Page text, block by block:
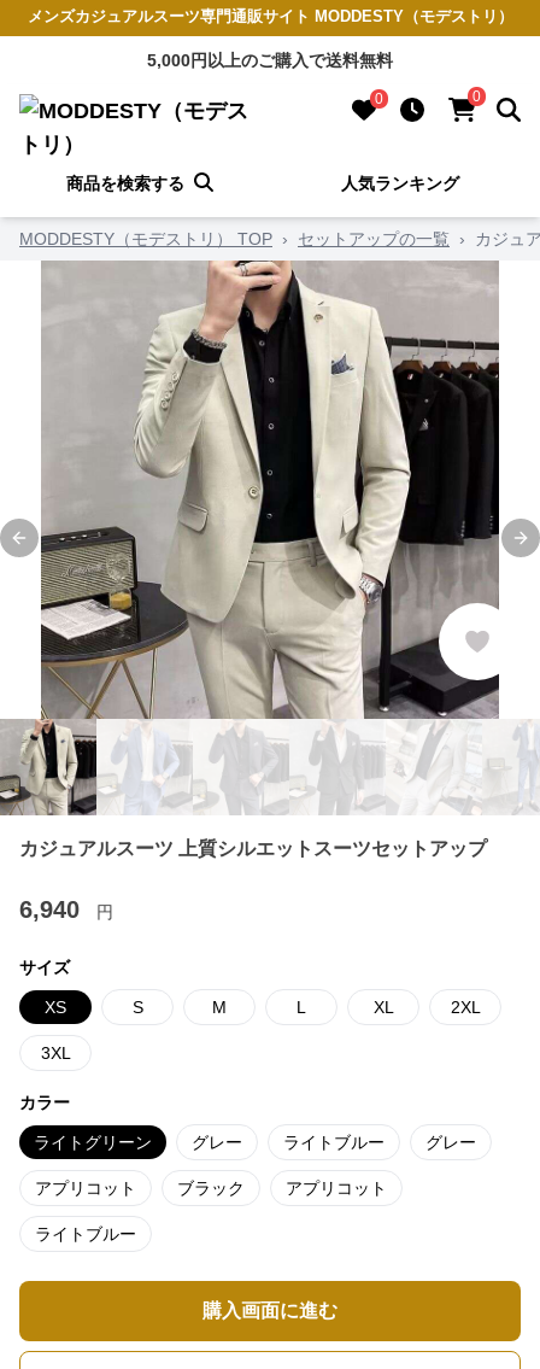
メンズカジュアルスーツ専門通販サイト MODDESTY（モデストリ）
5,000円以上のご購入で送料無料
0 0
商品を検索する 人気ランキング
MODDESTY（モデストリ） TOP › セットアップの一覧 › カジュ
Previous slide
カジュアルスーツ 上質シルエットスーツセットアップ
6,940 円
サイズ
XS S M L XL 2XL
3XL
カラー
ライトグリーン グレー ライトブルー グレー
アプリコット ブラック アプリコット
ライトブルー
購入画面に進む